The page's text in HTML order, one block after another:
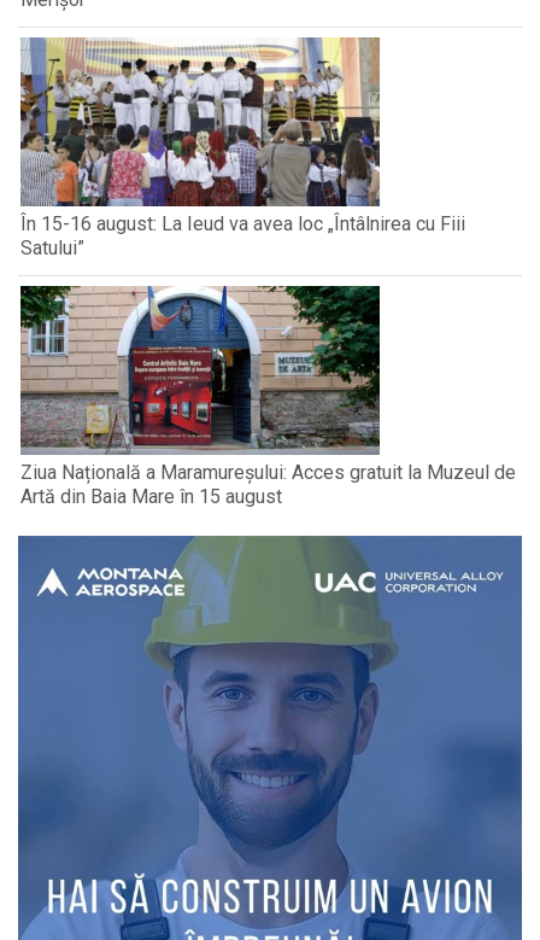
În 15-16 august: La Ieud va avea loc „Întâlnirea cu Fiii
Satului”
Ziua Națională a Maramureșului: Acces gratuit la Muzeul de
Artă din Baia Mare în 15 august